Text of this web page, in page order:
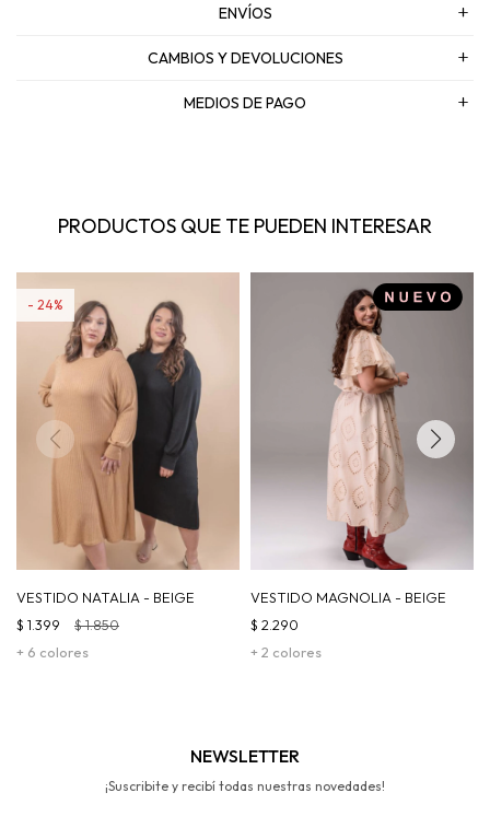
ENVÍOS
CAMBIOS Y DEVOLUCIONES
MEDIOS DE PAGO
PRODUCTOS QUE TE PUEDEN INTERESAR
VESTIDO NATALIA - BEIGE
+ 6 colores
$ 1.399 $1.850
24
VESTIDO MAGNOLIA - BEIGE
+ 2 colores
$ 2.290
NEWSLETTER
¡Suscribite y recibí todas nuestras novedades!